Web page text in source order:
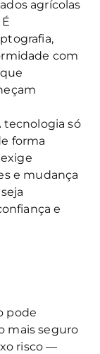
agrícolas
com
tecnologia só
forma
e mudança
e
pode
mais seguro
risco —